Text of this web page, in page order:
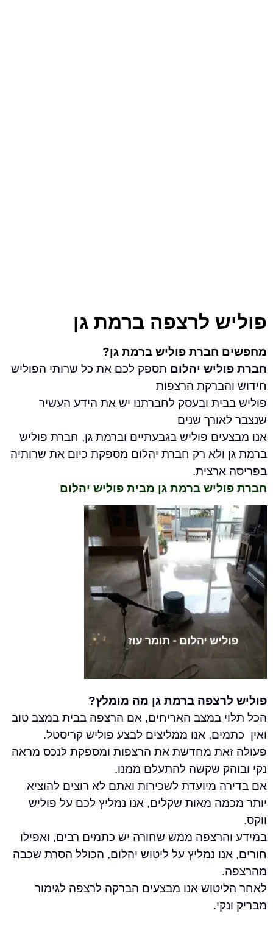
לרצפה ברמת גן
חברת פוליש ברמת גן?
יהלוםתספק לכם את כל שרותי הפוליש
הרצפות
ובעסק לחברתנו יש את הידע העשיר
שנים
פוליש בגבעתיים וברמת גן, חברת פוליש
ולא רק חברת יהלום מספקת כיום את שרותיה
ברמת גן מבית פוליש יהלום
ברמת גן מה מומלץ?
במצב האריחים, אם הרצפה בבית במצב טוב
אנו ממליצים לבצע פוליש קריסטל.
מחדשת את הרצפות ומספקת לנכס מראה
שקשה להתעלם ממנו.
מיועדת לשכירות ואתם לא רוצים להוציא
מאות שקלים, אנו נמליץ לכם על פוליש
ממש שחורה יש כתמים רבים, ואפילו
נמליץ על ליטוש יהלום, הכולל הסרת שכבה
אנו מבצעים הברקה לרצפה לגימור